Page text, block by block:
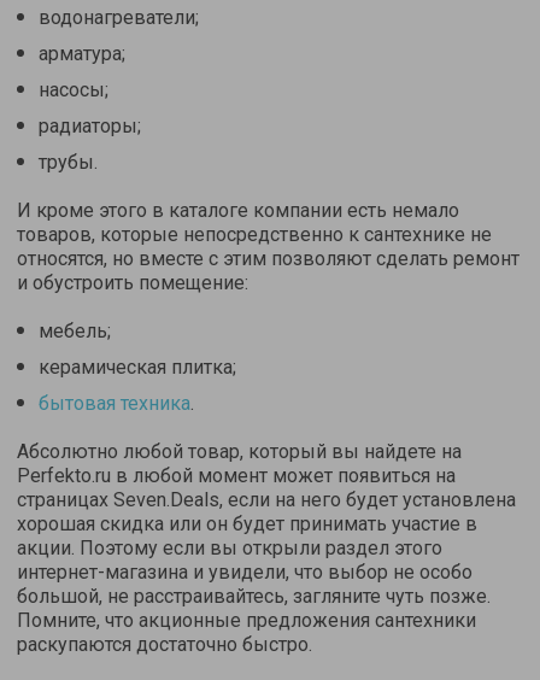
водонагреватели;
арматура;
насосы;
радиаторы;
трубы.
И кроме этого в каталоге компании есть немало
товаров, которые непосредственно к сантехнике не
относятся, но вместе с этим позволяют сделать ремонт
и обустроить помещение:
мебель;
керамическая плитка;
бытовая техника.
Абсолютно любой товар, который вы найдете на
Perfekto.ru в любой момент может появиться на
страницах Seven.Deals, если на него будет установлена
хорошая скидка или он будет принимать участие в
акции. Поэтому если вы открыли раздел этого
интернет-магазина и увидели, что выбор не особо
большой, не расстраивайтесь, загляните чуть позже.
Помните, что акционные предложения сантехники
раскупаются достаточно быстро.